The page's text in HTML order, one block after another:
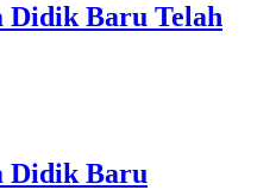
Didik Baru Telah
Didik Baru